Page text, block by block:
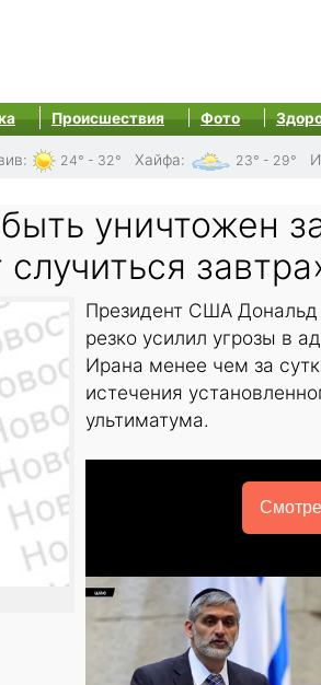
Происшествия Фото
: 24° - 32° Хайфа: 23° - 29°
уничтожен
Президент США
резко усилил угрозы в
Ирана менее чем за
истечения
ультиматума.